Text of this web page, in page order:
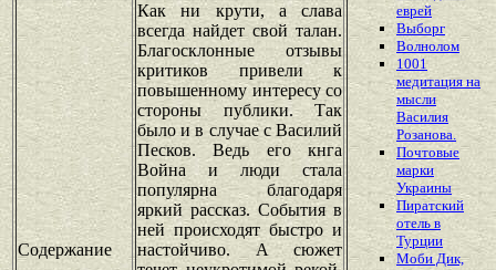
Содержание
Как ни крути, а слава
всегда найдет свой талан.
Благосклонные отзывы
критиков привели к
повышенному интересу со
стороны публики. Так
было и в случае с Василий
Песков. Ведь его кнга
Война и люди стала
популярна благодаря
яркий рассказ. События в
ней происходят быстро и
настойчиво. А сюжет
еврей
Выборг
Волнолом
1001
медитация на
мысли
Василия
Розанова.
Почтовые
марки
Украины
Пиратский
отель в
Турции
Моби Дик,